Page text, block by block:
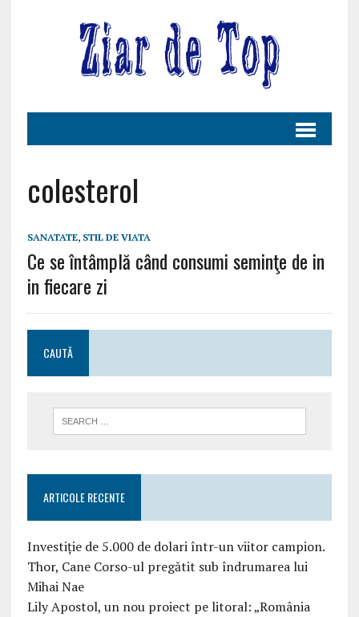
colesterol
SANATATE, STIL DE VIATA
Ce se întâmplă când consumi seminţe de in
in fiecare zi
CAUTĂ
ARTICOLE RECENTE
Investiție de 5.000 de dolari într-un viitor campion.
Thor, Cane Corso-ul pregătit sub îndrumarea lui
Mihai Nae
Lily Apostol, un nou proiect pe litoral: „România